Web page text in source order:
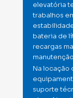
elevatória
trabalhos
bateria de
recargas
Na locação
suporte